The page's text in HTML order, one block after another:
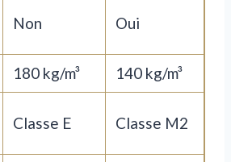
Non Oui
180 kg/m³ 140 kg/m³
Classe E Classe M2